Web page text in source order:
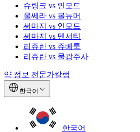
슈링크 vs 인모드
울쎄라 vs 볼뉴머
써마지 vs 인모드
써마지 vs 덴서티
리쥬란 vs 쥬베룩
리쥬란 vs 물광주사
약 정보 전문가칼럼
한국어
한국어